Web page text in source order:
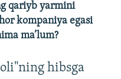
qariyb yarmini
kompaniya egasi
ma’lum?
hibsga